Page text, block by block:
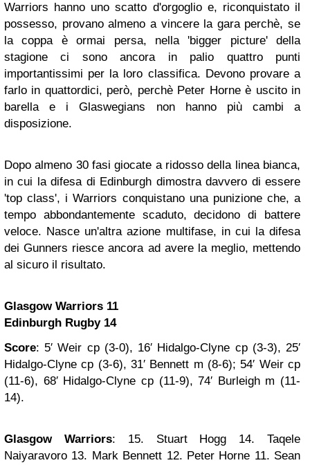
Warriors hanno uno scatto d'orgoglio e, riconquistato il
possesso, provano almeno a vincere la gara perchè, se
la coppa è ormai persa, nella 'bigger picture' della
stagione ci sono ancora in palio quattro punti
importantissimi per la loro classifica. Devono provare a
farlo in quattordici, però, perchè Peter Horne è uscito in
barella e i Glaswegians non hanno più cambi a
disposizione.
Dopo almeno 30 fasi giocate a ridosso della linea bianca,
in cui la difesa di Edinburgh dimostra davvero di essere
'top class', i Warriors conquistano una punizione che, a
tempo abbondantemente scaduto, decidono di battere
veloce. Nasce un'altra azione multifase, in cui la difesa
dei Gunners riesce ancora ad avere la meglio, mettendo
al sicuro il risultato.
Glasgow Warriors 11
Edinburgh Rugby 14
Score: 5′ Weir cp (3-0), 16′ Hidalgo-Clyne cp (3-3), 25′
Hidalgo-Clyne cp (3-6), 31′ Bennett m (8-6); 54′ Weir cp
(11-6), 68′ Hidalgo-Clyne cp (11-9), 74′ Burleigh m (11-
14).
Glasgow Warriors: 15. Stuart Hogg 14. Taqele
Naiyaravoro 13. Mark Bennett 12. Peter Horne 11. Sean